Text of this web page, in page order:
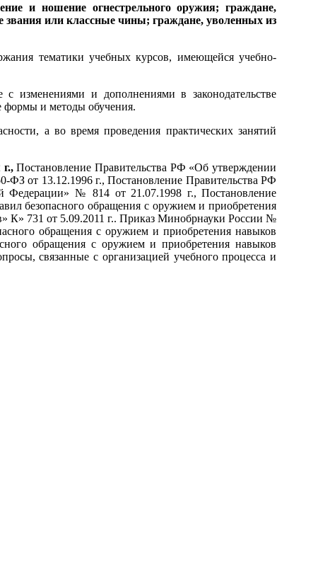
и ношение огнестрельного оружия; граждане,
или классные чины; граждане, уволенных из
тематики учебных курсов, имеющейся учебно-
с изменениями и дополне­ниями в законодательстве
формы и методы обучения.
а во время проведе­ния практических занятий
г.,Постановление Пра­вительства РФ «Об утверждении
от 13.12.1996 г., Постановление Правительства РФ
Федерации» № 814 от 21.07.1998 г., Постановле­ние
безопасного об­ращения с оружием и приобретения
К» 731 от 5.09.2011 г.. Приказ Минобрнауки России №
обращения с оружием и приоб­ретения навыков
обращения с оружием и приобретения навыков
связанные с организацией учебного процесса и